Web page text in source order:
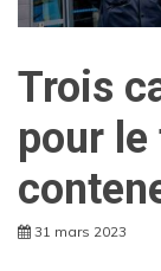
Trois
pour
31 mars 2023